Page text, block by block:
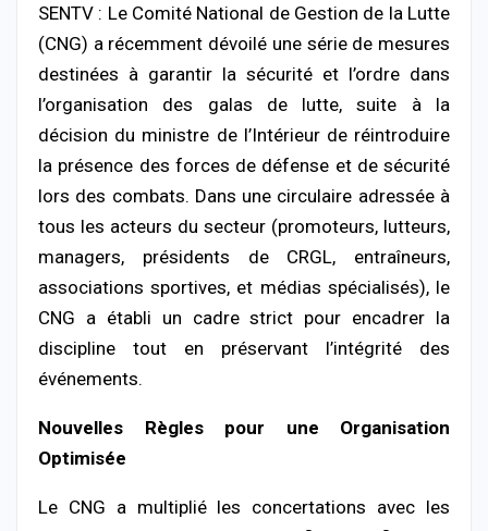
SENTV : Le Comité National de Gestion de la Lutte
(CNG) a récemment dévoilé une série de mesures
destinées à garantir la sécurité et l’ordre dans
l’organisation des galas de lutte, suite à la
décision du ministre de l’Intérieur de réintroduire
la présence des forces de défense et de sécurité
lors des combats. Dans une circulaire adressée à
tous les acteurs du secteur (promoteurs, lutteurs,
managers, présidents de CRGL, entraîneurs,
associations sportives, et médias spécialisés), le
CNG a établi un cadre strict pour encadrer la
discipline tout en préservant l’intégrité des
événements.
Nouvelles Règles pour une Organisation
Optimisée
Le CNG a multiplié les concertations avec les